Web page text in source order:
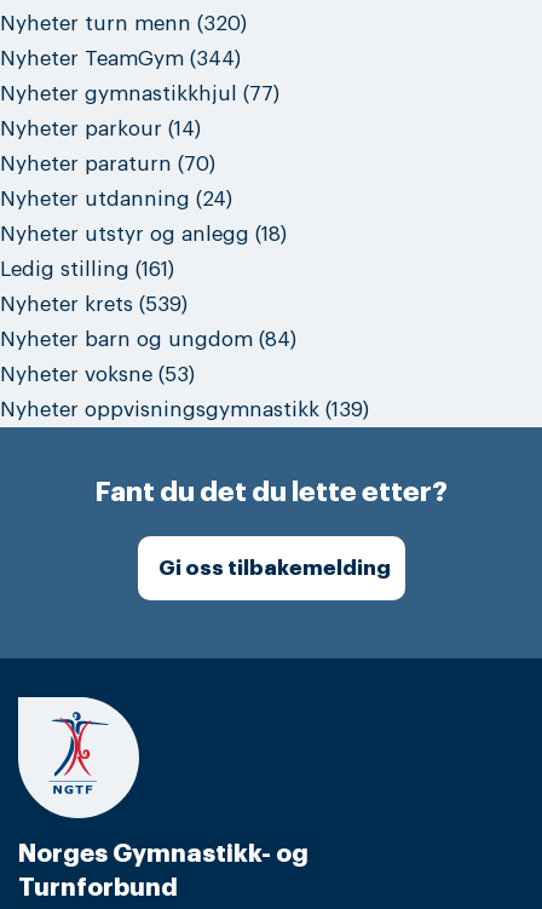
Nyheter turn menn (320)
Nyheter TeamGym (344)
Nyheter gymnastikkhjul
(77)
Nyheter parkour (14)
Nyheter paraturn (70)
Nyheter utdanning (24)
Nyheter utstyr og anlegg (18)
Ledig stilling (161)
Nyheter krets (539)
Nyheter barn og ungdom (84)
Nyheter voksne (53)
Nyheter oppvisningsgymnastikk (139)
Fant du det du lette etter?
Gi oss tilbakemelding
Norges Gymnastikk- og
Turnforbund